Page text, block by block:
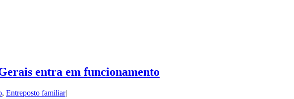
entra em funcionamento
, Entreposto familiar|